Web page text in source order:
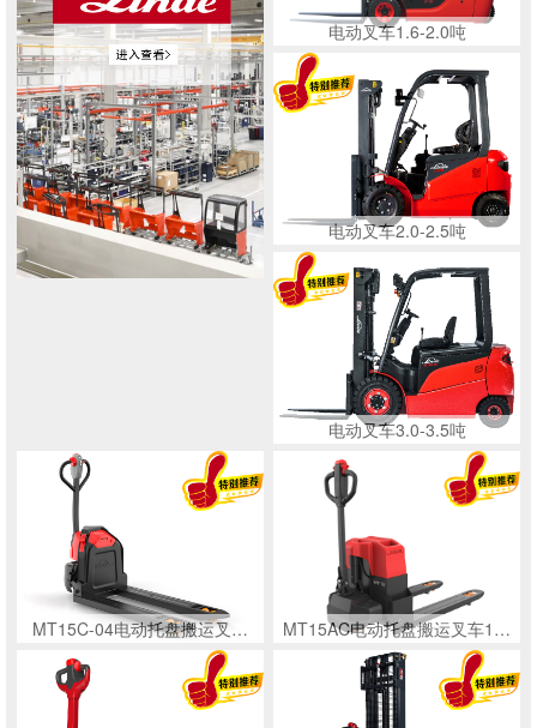
电动叉车1.6-2.0吨
电动叉车2.0-2.5吨
电动叉车3.0-3.5吨
MT15C-04电动托盘搬运叉… MT15AC电动托盘搬运叉车1…